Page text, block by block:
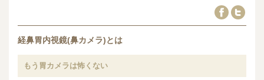
経鼻胃内視鏡(鼻カメラ)とは
もう胃カメラは怖くない